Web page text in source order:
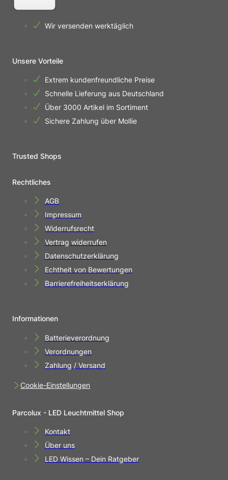
Wir versenden werktäglich
Unsere Vorteile
Extrem kundenfreundliche Preise
Schnelle Lieferung aus Deutschland
Über 3000 Artikel im Sortiment
Sichere Zahlung über Mollie
Trusted Shops
Rechtliches
AGB
Impressum
Widerrufsrecht
Vertrag widerrufen
Datenschutzerklärung
Echtheit von Bewertungen
Barrierefreiheitserklärung
Informationen
Batterieverordnung
Verordnungen
Zahlung / Versand
Cookie-Einstellungen
Parcolux - LED Leuchtmittel Shop
Kontakt
Über uns
LED Wissen – Dein Ratgeber